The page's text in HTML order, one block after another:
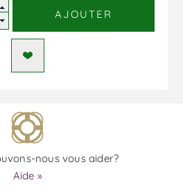
AJOUTER
nous vous aider?
Aide »